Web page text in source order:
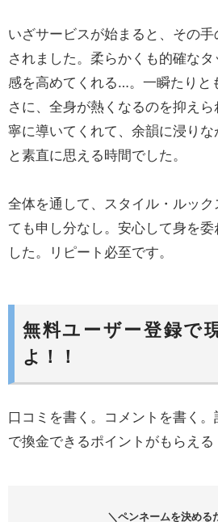
いざサービスが始まると、その
されました。柔らかくも的確な
感を高めてくれる…。一瞬たりと
さに、全身が熱くなるのを抑え
寧に導いてくれて、余韻に浸りな
と素直に思える時間でした。
全体を通して、スタイル・ルッ
ても申し分なし。安心して身を
した。リピート必至です。
無料ユーザー登録で
よ！！
口コミを書く。コメントを書く
で換金できるポイントがもらえる
＼ペンネームを決める